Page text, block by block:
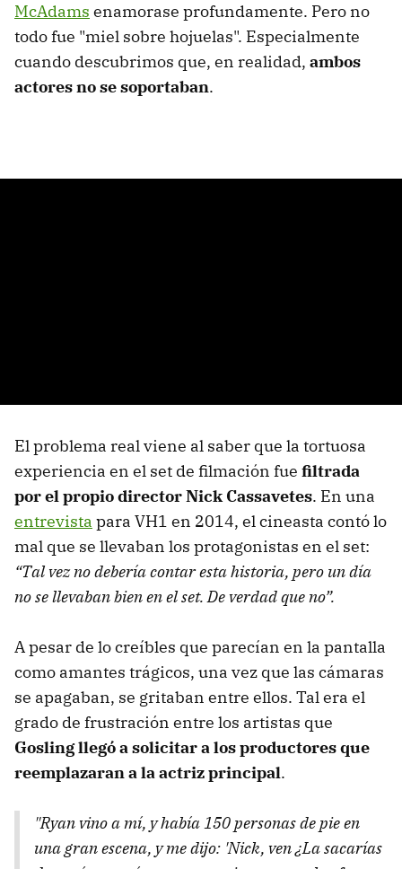
McAdams enamorase profundamente. Pero no
todo fue "miel sobre hojuelas". Especialmente
cuando descubrimos que, en realidad, ambos
actores no se soportaban.
El problema real viene al saber que la tortuosa
experiencia en el set de filmación fue filtrada
por el propio director Nick Cassavetes. En una
entrevista para VH1 en 2014, el cineasta contó lo
mal que se llevaban los protagonistas en el set:
“Tal vez no debería contar esta historia, pero un día
no se llevaban bien en el set. De verdad que no”.
A pesar de lo creíbles que parecían en la pantalla
como amantes trágicos, una vez que las cámaras
se apagaban, se gritaban entre ellos. Tal era el
grado de frustración entre los artistas que
Gosling llegó a solicitar a los productores que
reemplazaran a la actriz principal.
"Ryan vino a mí, y había 150 personas de pie en
una gran escena, y me dijo: 'Nick, ven ¿La sacarías